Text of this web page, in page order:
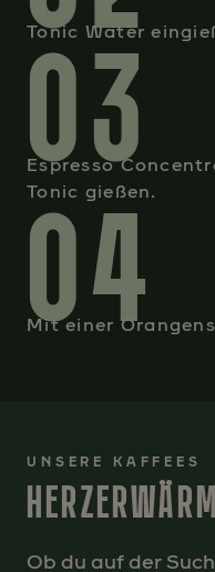
Tonic Water
03
Espresso
Tonic gießen.
04
Mit einer
UNSERE KAFFEES
Ob du auf der